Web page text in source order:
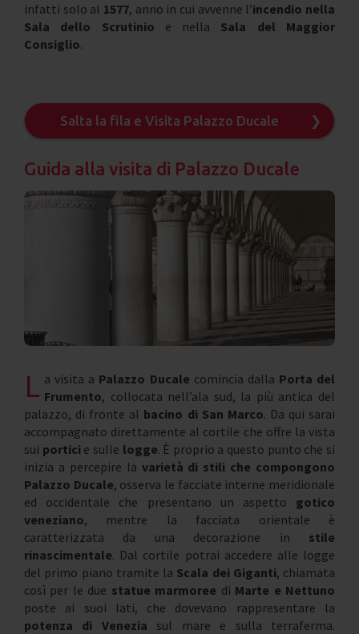
infatti solo al 1577, anno in cui avvenne l’incendio nella
Sala dello Scrutinio e nella Sala del Maggior
Consiglio.
Salta la fila e Visita Palazzo Ducale ❯
Guida alla visita di Palazzo Ducale
L a visita a Palazzo Ducale comincia dalla Porta del
Frumento, collocata nell’ala sud, la più antica del
palazzo, di fronte al bacino di San Marco. Da qui sarai
accompagnato direttamente al cortile che offre la vista
sui portici e sulle logge. È proprio a questo punto che si
inizia a percepire la varietà di stili che compongono
Palazzo Ducale, osserva le facciate interne meridionale
ed occidentale che presentano un aspetto gotico
veneziano, mentre la facciata orientale è
caratterizzata da una decorazione in stile
rinascimentale. Dal cortile potrai accedere alle logge
del primo piano tramite la Scala dei Giganti, chiamata
così per le due statue marmoree di Marte e Nettuno
poste ai suoi lati, che dovevano rappresentare la
potenza di Venezia sul mare e sulla terraferma.